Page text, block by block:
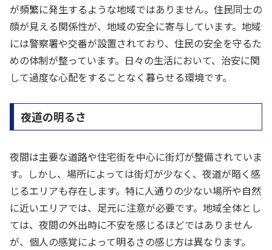
が頻繁に発生するような地域ではありません。住民同士の
顔が見える関係性が、地域の安全に寄与しています。地域
には警察署や交番が設置されており、住民の安全を守るた
めの体制が整っています。日々の生活において、治安に関
して過度な心配をすることなく暮らせる環境です。
夜道の明るさ
夜間は主要な道路や住宅街を中心に街灯が整備されていま
す。しかし、場所によっては街灯が少なく、夜道が暗く感
じるエリアも存在します。特に人通りの少ない場所や自然
に近いエリアでは、足元に注意が必要です。地域全体とし
ては、夜間の外出時に不安を感じるほどではありません
が、個人の感覚によって明るさの感じ方は異なります。